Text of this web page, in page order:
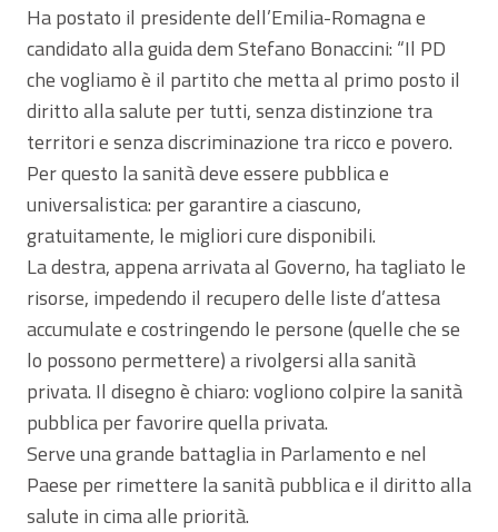
Ha postato il presidente dell’Emilia-Romagna e
candidato alla guida dem Stefano Bonaccini: “Il PD
che vogliamo è il partito che metta al primo posto il
diritto alla salute per tutti, senza distinzione tra
territori e senza discriminazione tra ricco e povero.
Per questo la sanità deve essere pubblica e
universalistica: per garantire a ciascuno,
gratuitamente, le migliori cure disponibili.
La destra, appena arrivata al Governo, ha tagliato le
risorse, impedendo il recupero delle liste d’attesa
accumulate e costringendo le persone (quelle che se
lo possono permettere) a rivolgersi alla sanità
privata. Il disegno è chiaro: vogliono colpire la sanità
pubblica per favorire quella privata.
Serve una grande battaglia in Parlamento e nel
Paese per rimettere la sanità pubblica e il diritto alla
salute in cima alle priorità.